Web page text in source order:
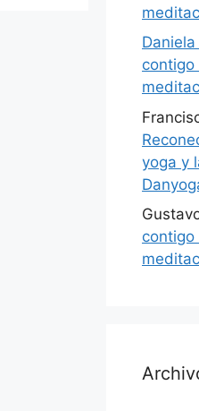
contigo
yoga y
contigo